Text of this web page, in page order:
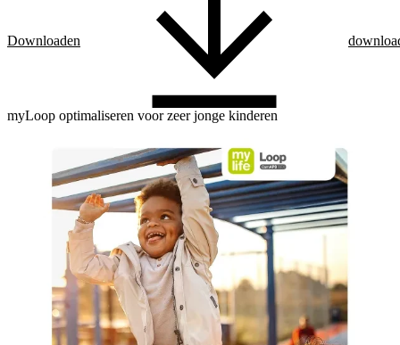
Downloaden
myLoop optimaliseren voor zeer jonge kinderen